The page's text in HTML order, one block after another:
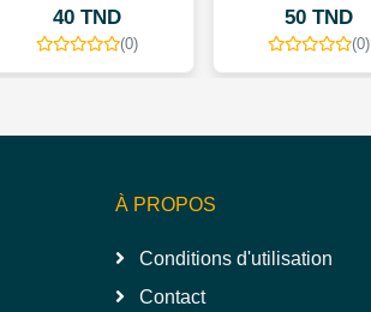
40 TND
(0)
50 TND
(0)
À PROPOS
Conditions d'utilisation
Contact